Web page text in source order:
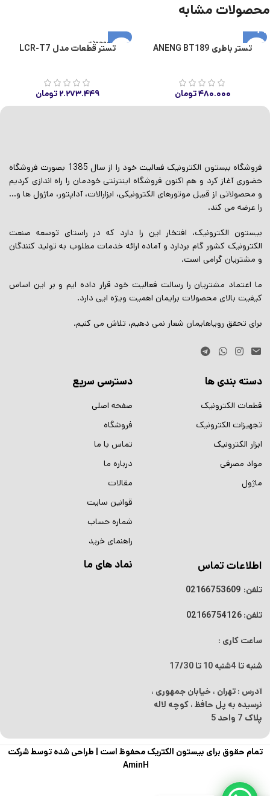
محصولات مشابه
تستر باطری ANENG BT189
۴۸۰.۰۰۰تومان
اتمام موجودی
تستر قطعات مدل LCR-T7
۲.۲۷۳.۴۴۹ تومان
فروشگاه ببستون الکترونیک فعالیت خود را از سال 1385 بصورت فروشگاه
حضوری آغاز کرد و هم اکنون فروشگاه اینترنتی خودمان را راه اندازی کردیم
و محصولاتی از قبیل موتورهای الکترونیکی، ابزارالات، آداپتور، ماژول ها و…
را عرضه می کند.
بیستون الکترونیک، افتخار این را دارد که در راستای توسعه صنعت
الکترونیک کشور گام بردارد و آماده ارائه خدمات مطلوب به تولید کنندگان
و مشتریان گرامی است.
ما اعتماد مشتریان را رسالت فعالیت خود قرار داده ایم و بر این اساس
کیفیت بالای محصولات برایمان اهمیت ویژه ایی دارد.
برای تحقق رویاهایمان شعار نمی دهیم، تلاش می کنیم.
دسته بندی ها
قطعات الکترونیک
تجهیزات الکترونیک
ابزار الکترونیک
مواد مصرفی
ماژول
دسترسی سریع
صفحه اصلی
فروشگاه
تماس با ما
درباره ما
مقالات
قوانین سایت
شماره حساب
راهنمای خرید
اطلاعات تماس
تلفن: 02166753609
تلفن: 02166754126
ساعت کاری :
شنبه تا 4شنبه 10 تا 17/30
آدرس : تهران ، خیابان جمهوری ،
نرسیده به پل حافظ ، کوچه لاله
پلاک 7 واحد 5
نماد های ما
تمام حقوق برای بیستون الکتریک محفوظ است | طراحی شده توسط شرکت
AminH